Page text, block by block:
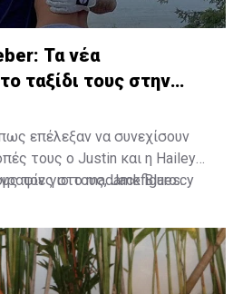
Τα νέα
ταξίδι τους στην
επέλεξαν να συνεχίσουν
τους ο Justin και η Hailey
τον γιο τους, Jack Blues.
του Κρανιδίου στο Πόρτο Χέλι.
στο madamefigaro.cy